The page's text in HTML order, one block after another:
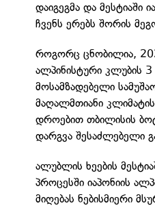
დაიგეგმა და მესტიაში
ჩვენს ერებს შორის
როგორც ცნობილია,
ალპინისტური კლუბის 3
მოსამზადებელი
მაღალმთიანი
დროებით თბილისის
დარგვა შესაძლებელი
ალუბლის ხეების
პროცესში იაპონიის
მიღებას ნებისმიერი